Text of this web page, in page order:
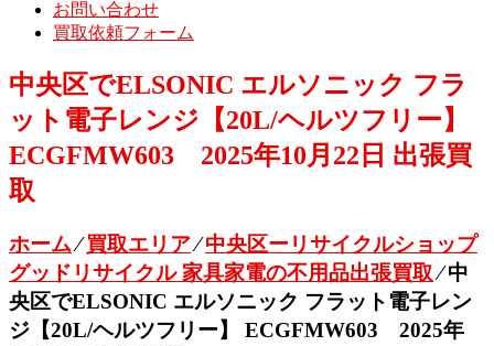
お問い合わせ
買取依頼フォーム
中央区でELSONIC エルソニック フラ
ット電子レンジ【20L/ヘルツフリー】
ECGFMW603 2025年10月22日 出張買
取
ホーム⁄買取エリア⁄中央区ーリサイクルショップ
グッドリサイクル 家具家電の不用品出張買取⁄中
央区でELSONIC エルソニック フラット電子レン
ジ【20L/ヘルツフリー】 ECGFMW603 2025年